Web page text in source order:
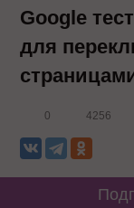
Google
для
0 4256